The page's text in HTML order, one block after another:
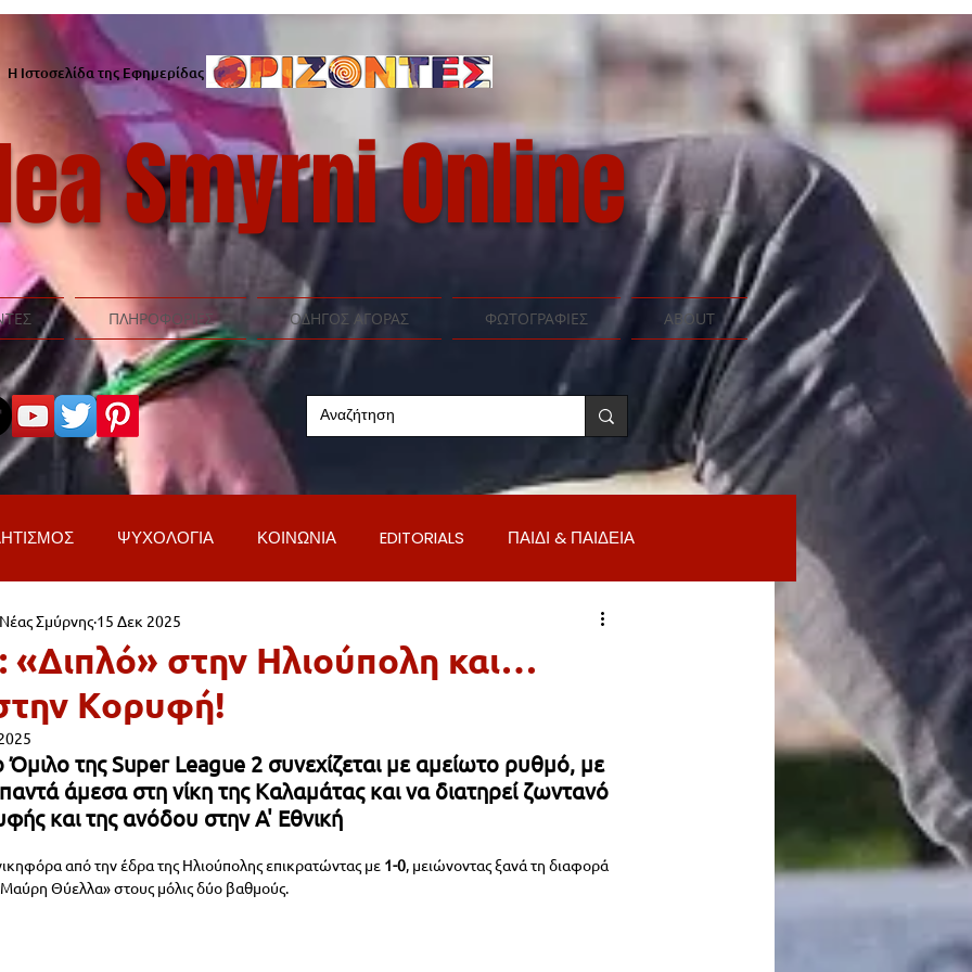
Η Ιστοσελίδα της Εφημερίδας
Smyrni Online
ΠΛΗΡΟΦΟΡΙΕΣ ΟΔΗΓΟΣ ΑΓΟΡΑΣ ΦΩΤΟΓΡΑΦΙΕΣ ABOUT
ΨΥΧΟΛΟΓΙΑ ΚΟΙΝΩΝΙΑ EDITORIALS ΠΑΙΔΙ & ΠΑΙΔΕΙΑ
& ΑΠΟΨΕΙΣ ΟΙΚΟΝΟΜΙΑ & ΑΓΟΡΑ
ΕΠΙΣΤΗΜΗ & ΤΕΧΝΟΛΟΓΙΑ
& ΔΡΟΜΟΙ ΕΡΓΑ & ΥΠΟΔΟΜΕΣ ΦΙΛΟΖΩΙΑ ΚΑΘΑΡΙΟΤΗΤΑ
LIFESTYLE ΤΟΠΙΚΑ ΝΕΑ
«Διπλό» στην Ηλιούπολη και…
Κορυφή!
Σμύρνης 15 Δεκ 2025
της Super League 2 συνεχίζεται με αμείωτο ρυθμό, με
άμεσα στη νίκη της Καλαμάτας και να διατηρεί ζωντανό
και της ανόδου στην Α' Εθνική
από την έδρα της Ηλιούπολης επικρατώντας με 1-0, μειώνοντας ξανά τη διαφορά
Θύελλα» στους μόλις δύο βαθμούς.